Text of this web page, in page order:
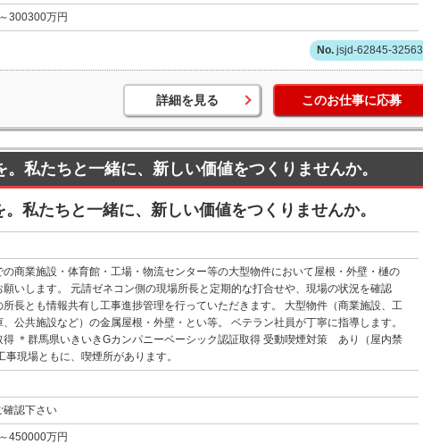
300300万円
jsjd-62845-32563
詳細を見る このお仕事に応募
私たちと一緒に、新しい価値をつくりませんか。
私たちと一緒に、新しい価値をつくりませんか。
の商業施設・体育館・工場・物流センター等の大型物件において屋根・外壁・樋の
願いします。 元請ゼネコン側の現場所長と定期的な打合せや、現場の状況を確認
所長とも情報共有し工事進捗管理を行っていただきます。 大型物件（商業施設、工
公共施設など）の金属屋根・外壁・とい等。 ベテラン社員が丁寧に指導します。
得 ＊群馬県いきいきGカンパニーベーシック認証取得 受動喫煙対策 あり（屋内禁
事現場ともに、喫煙所があります。
確認下さい
450000万円